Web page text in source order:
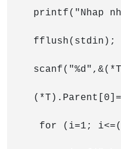
printf("Nhap
    fflush(stdin);
for (i=1;